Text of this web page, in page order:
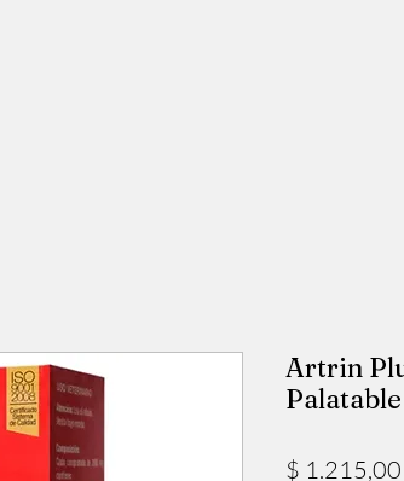
Artrin
$ 1.215,00